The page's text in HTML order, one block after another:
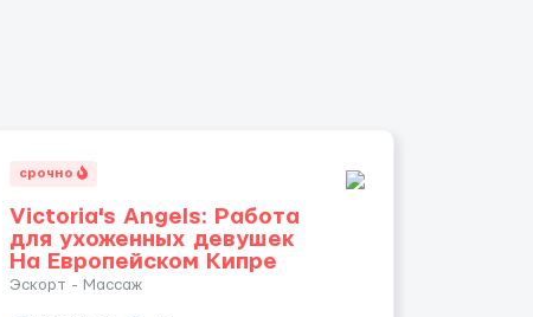
срочно
Victoria's Angels: Работа
для ухоженных девушек
На Европейском Кипре
Эскорт - Массаж